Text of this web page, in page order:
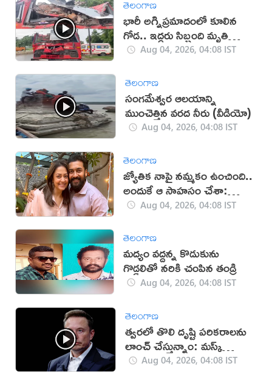
తెలంగాణ
భారీ అగ్నిప్రమాదంలో కూలిన
గోడ.. ఇద్దరు సిబ్బంది మృతి
(వీడియో)
Aug 04, 2026, 04:08 IST
తెలంగాణ
సంగమేశ్వర ఆలయాన్ని
ముంచెత్తిన వరద నీరు (వీడియో)
Aug 04, 2026, 04:08 IST
తెలంగాణ
జ్యోతిక నాపై నమ్మకం ఉంచింది..
అందుకే ఆ సాహసం చేశా:
సూర్యAug 04, 2026, 04:08 IST
తెలంగాణ
మద్యం వద్దన్న కొడుకును
గొడ్డలితో నరికి చంపిన తండ్రి
Aug 04, 2026, 04:08 IST
తెలంగాణ
త్వరలో తొలి దృష్టి పరికరాలను
లాంచ్ చేస్తున్నాం: మస్క్
(వీడియో)
Aug 04, 2026, 04:08 IST